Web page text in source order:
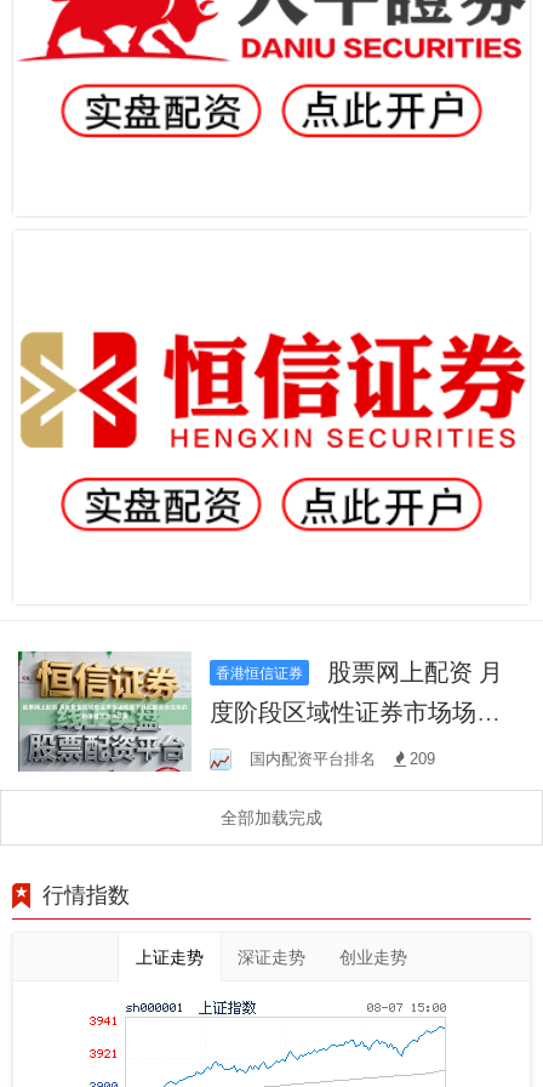
香港恒信证券
度阶段区域性证券市场场景
下外汇配资合法吗的估值锚
定方法以策
国内配资平台排名 209
全部加载完成
行情指数
上证走势 深证走势 创业走势